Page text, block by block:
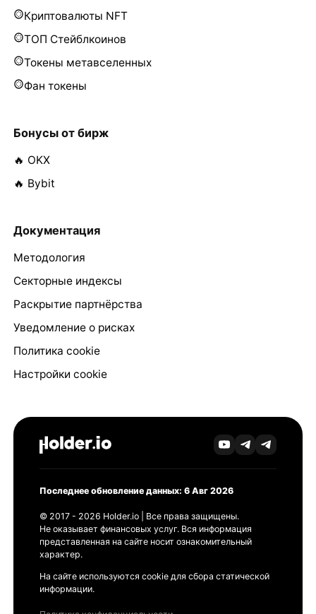
Криптовалюты NFT
ТОП Стейблкоинов
Токены метавселенных
Фан токены
Бонусы от бирж
🔥 OKX
🔥 Bybit
Документация
Методология
Секторные индексы
Раскрытие партнёрства
Уведомление о рисках
Политика cookie
Настройки cookie
Последнее обновление данных: 6 Авг 2026
© 2017 - 2026 Holder.io | Все права защищены.
Не оказывает финансовых услуг. Вся информация
представленная на сайте носит ознакомительный
характер.
На сайте используются cookie для сбора статической
информации.